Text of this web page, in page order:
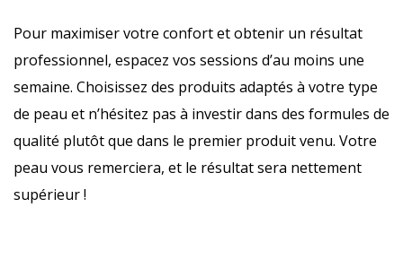
Pour maximiser votre confort et obtenir un résultat
professionnel, espacez vos sessions d’au moins une
semaine. Choisissez des produits adaptés à votre type
de peau et n’hésitez pas à investir dans des formules de
qualité plutôt que dans le premier produit venu. Votre
peau vous remerciera, et le résultat sera nettement
supérieur !